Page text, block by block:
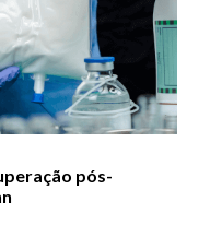
pós-